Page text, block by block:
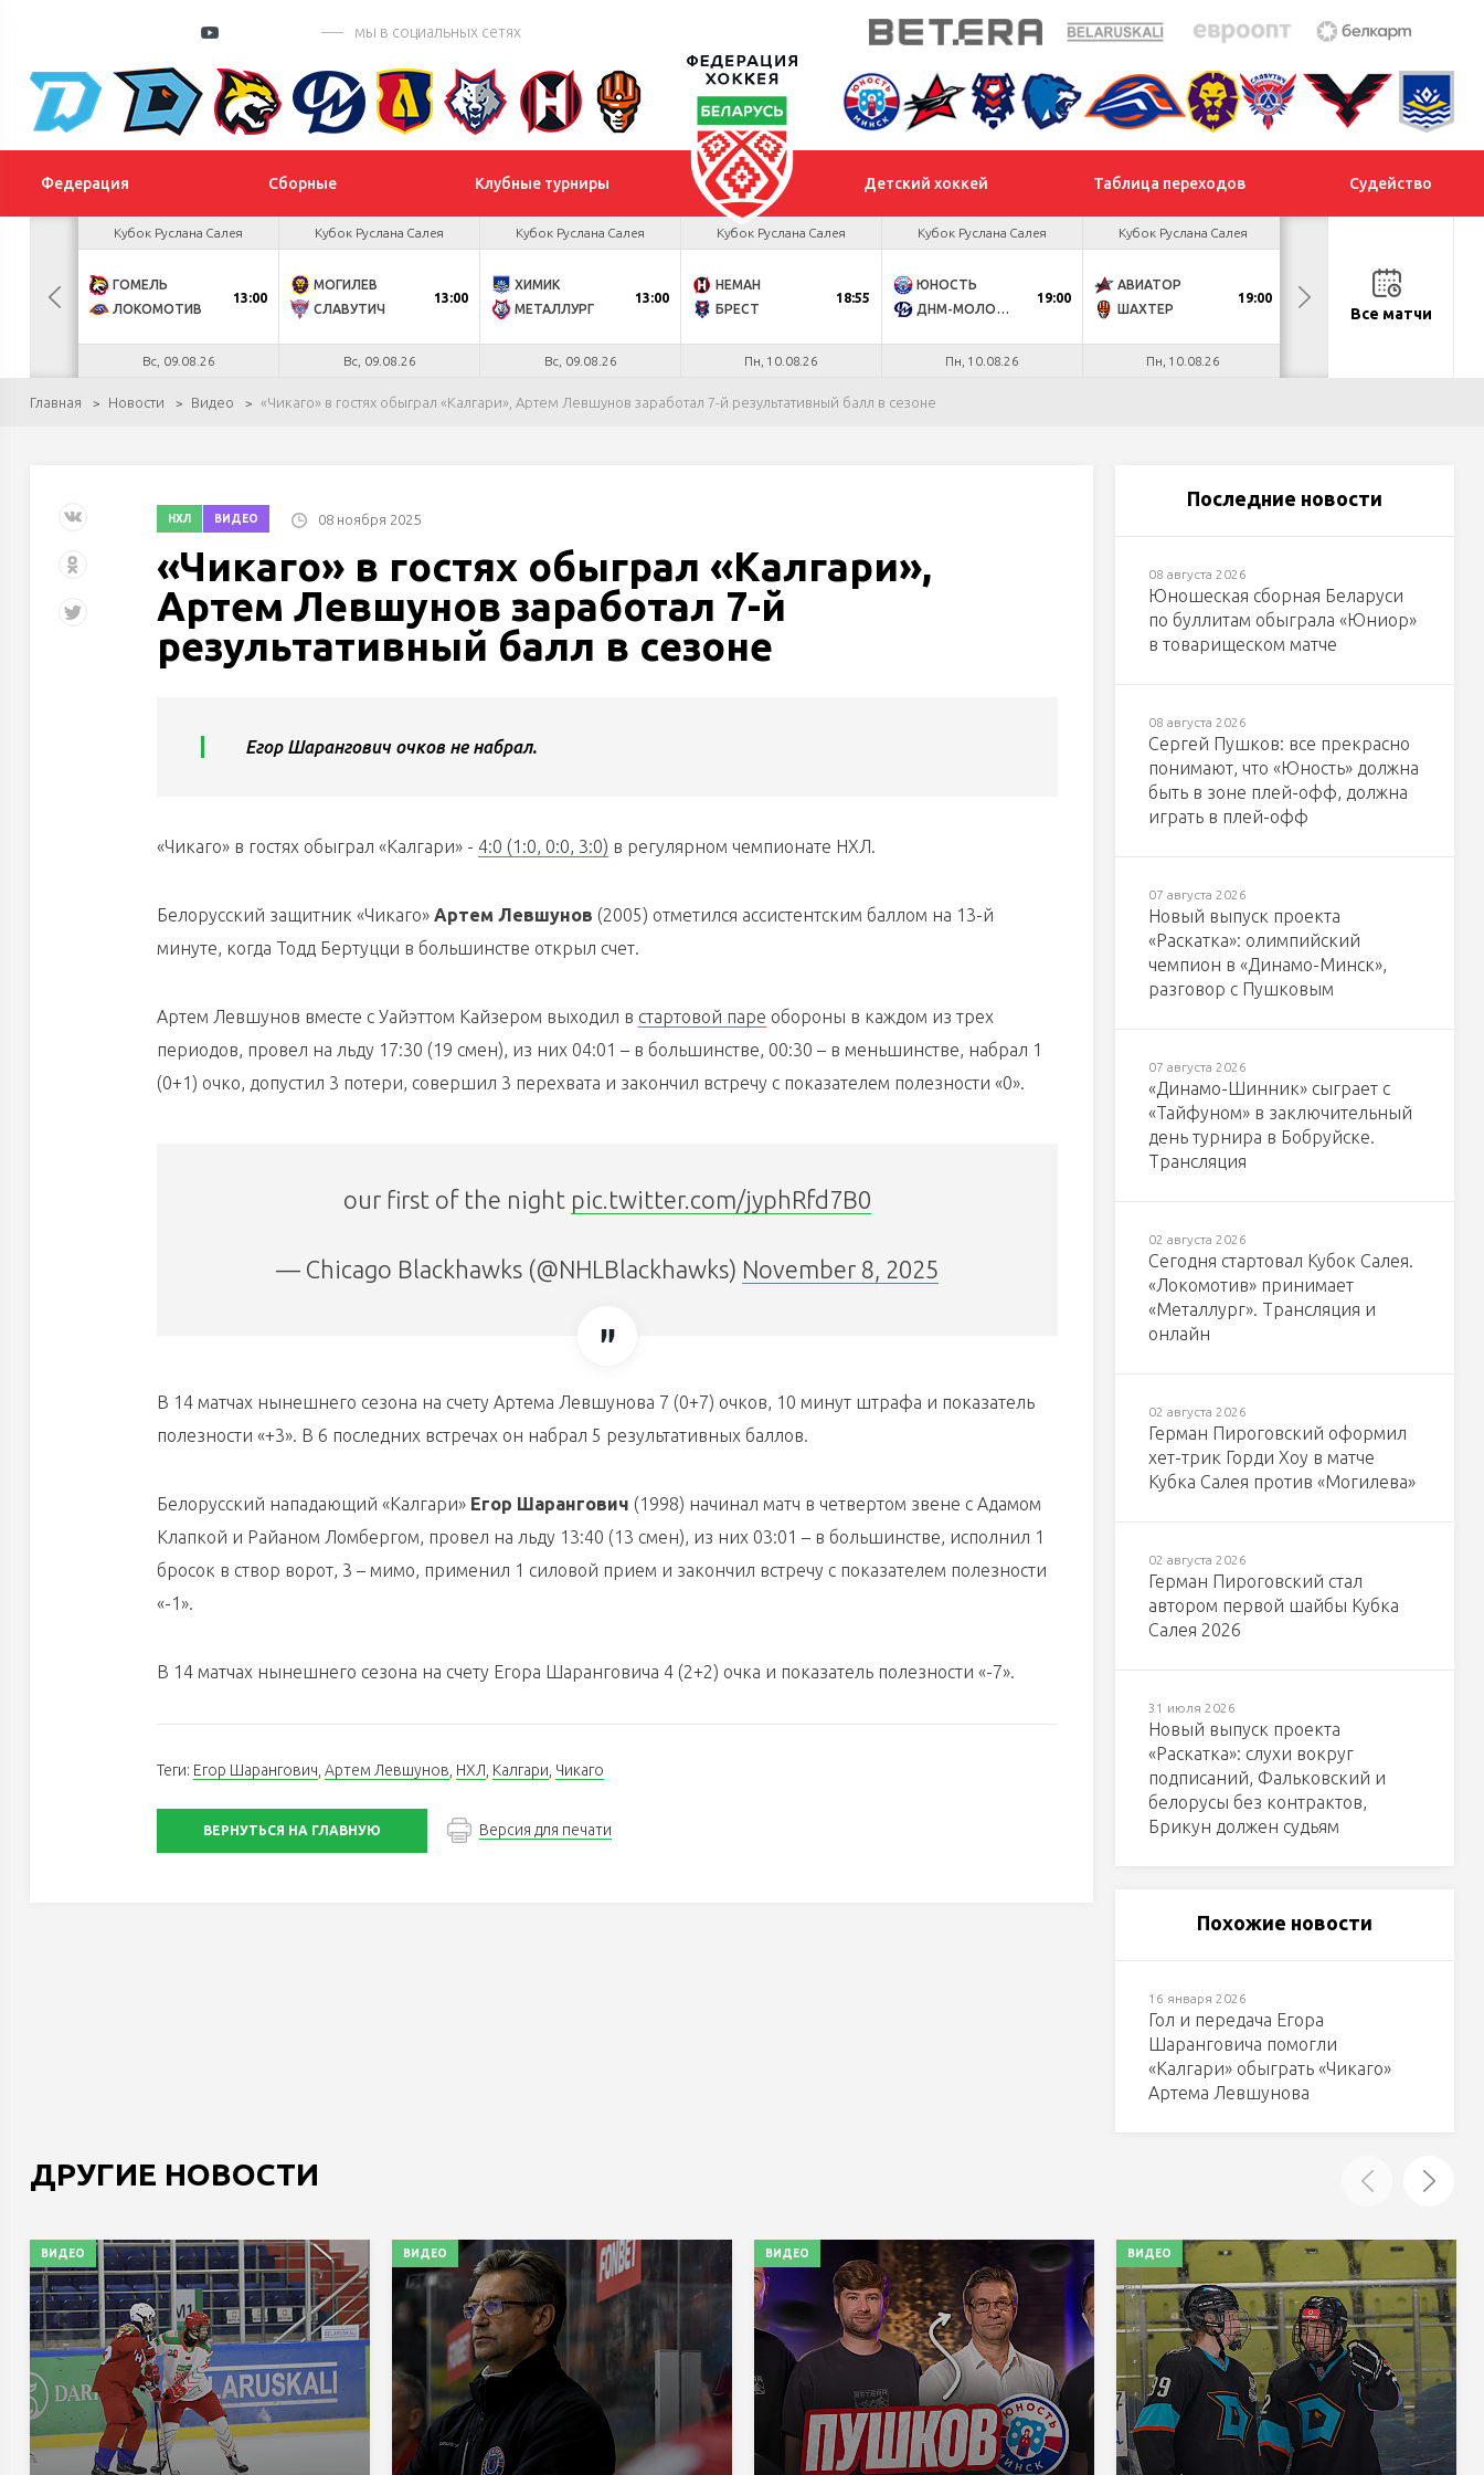
мы в социальных сетях
Федерация Сборные Клубные турниры Детский хоккей Таблица переходов Судейство
БУЛ
Кубок Руслана Салея
ГОМЕЛЬ
ЛОКОМОТИВ
13:00
Вс, 09.08.26
Кубок Руслана Салея
МОГИЛЕВ
СЛАВУТИЧ
13:00
Вс, 09.08.26
Кубок Руслана Салея
ХИМИК
МЕТАЛЛУРГ
13:00
Вс, 09.08.26
Кубок Руслана Салея
НЕМАН
БРЕСТ
18:55
Пн, 10.08.26
Кубок Руслана Салея
ЮНОСТЬ
ДНМ-МОЛОДЕЧНО
19:00
Пн, 10.08.26
Кубок Руслана Салея
АВИАТОР
ШАХТЕР
19:00
Пн, 10.08.26
МОГИЛЕВ
МЕТАЛЛУРГ
Все матчи
Главная Новости Видео «Чикаго» в гостях обыграл «Калгари», Артем Левшунов заработал 7-й результативный балл в сезоне
НХЛ ВИДЕО 08 ноября 2025
«Чикаго» в гостях обыграл «Калгари»,
Артем Левшунов заработал 7-й
результативный балл в сезоне
Егор Шарангович очков не набрал.
«Чикаго» в гостях обыграл «Калгари» - 4:0 (1:0, 0:0, 3:0) в регулярном чемпионате НХЛ.
Белорусский защитник «Чикаго» Артем Левшунов (2005) отметился ассистентским баллом на 13-й
минуте, когда Тодд Бертуцци в большинстве открыл счет.
Артем Левшунов вместе с Уайэттом Кайзером выходил в стартовой паре обороны в каждом из трех
периодов, провел на льду 17:30 (19 смен), из них 04:01 – в большинстве, 00:30 – в меньшинстве, набрал 1
(0+1) очко, допустил 3 потери, совершил 3 перехвата и закончил встречу с показателем полезности «0».
our first of the night pic.twitter.com/jyphRfd7B0
— Chicago Blackhawks (@NHLBlackhawks) November 8, 2025
В 14 матчах нынешнего сезона на счету Артема Левшунова 7 (0+7) очков, 10 минут штрафа и показатель
полезности «+3». В 6 последних встречах он набрал 5 результативных баллов.
Белорусский нападающий «Калгари» Егор Шарангович (1998) начинал матч в четвертом звене с Адамом
Клапкой и Райаном Ломбергом, провел на льду 13:40 (13 смен), из них 03:01 – в большинстве, исполнил 1
бросок в створ ворот, 3 – мимо, применил 1 силовой прием и закончил встречу с показателем полезности
«-1».
В 14 матчах нынешнего сезона на счету Егора Шаранговича 4 (2+2) очка и показатель полезности «-7».
Теги: Егор Шарангович Артем Левшунов НХЛ Калгари Чикаго
ВЕРНУТЬСЯ НА ГЛАВНУЮ Версия для печати
Последние новости
08 августа 2026
Юношеская сборная Беларуси
по буллитам обыграла «Юниор»
в товарищеском матче
08 августа 2026
Сергей Пушков: все прекрасно
понимают, что «Юность» должна
быть в зоне плей-офф, должна
играть в плей-офф
07 августа 2026
Новый выпуск проекта
«Раскатка»: олимпийский
чемпион в «Динамо-Минск»,
разговор с Пушковым
07 августа 2026
«Динамо-Шинник» сыграет с
«Тайфуном» в заключительный
день турнира в Бобруйске.
Трансляция
02 августа 2026
Сегодня стартовал Кубок Салея.
«Локомотив» принимает
«Металлург». Трансляция и
онлайн
02 августа 2026
Герман Пироговский оформил
хет-трик Горди Хоу в матче
Кубка Салея против «Могилева»
02 августа 2026
Герман Пироговский стал
автором первой шайбы Кубка
Салея 2026
31 июля 2026
Новый выпуск проекта
«Раскатка»: слухи вокруг
подписаний, Фальковский и
белорусы без контрактов,
Брикун должен судьям
Похожие новости
16 января 2026
Гол и передача Егора
Шаранговича помогли
«Калгари» обыграть «Чикаго»
Артема Левшунова
ДРУГИЕ НОВОСТИ
ВИДЕО ВИДЕО ВИДЕО ВИДЕО